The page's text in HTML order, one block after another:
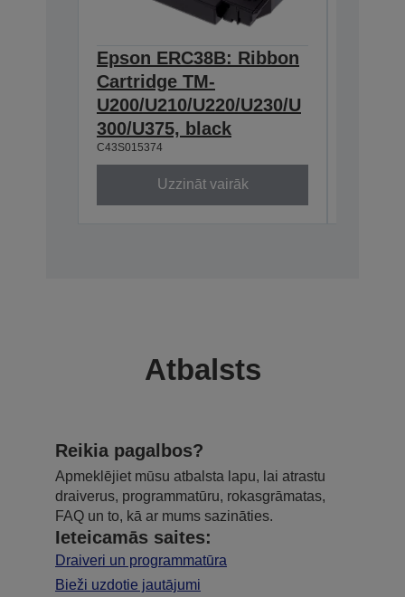
Epson ERC38B: Ribbon
Cartridge TM-
U200/U210/U220/U230/U
300/U375, black
C43S015374
Uzzināt vairāk
Atbalsts
Reikia pagalbos?
Apmeklējiet mūsu atbalsta lapu, lai atrastu
draiverus, programmatūru, rokasgrāmatas,
FAQ un to, kā ar mums sazināties.
Ieteicamās saites:
Draiveri un programmatūra
Bieži uzdotie jautājumi